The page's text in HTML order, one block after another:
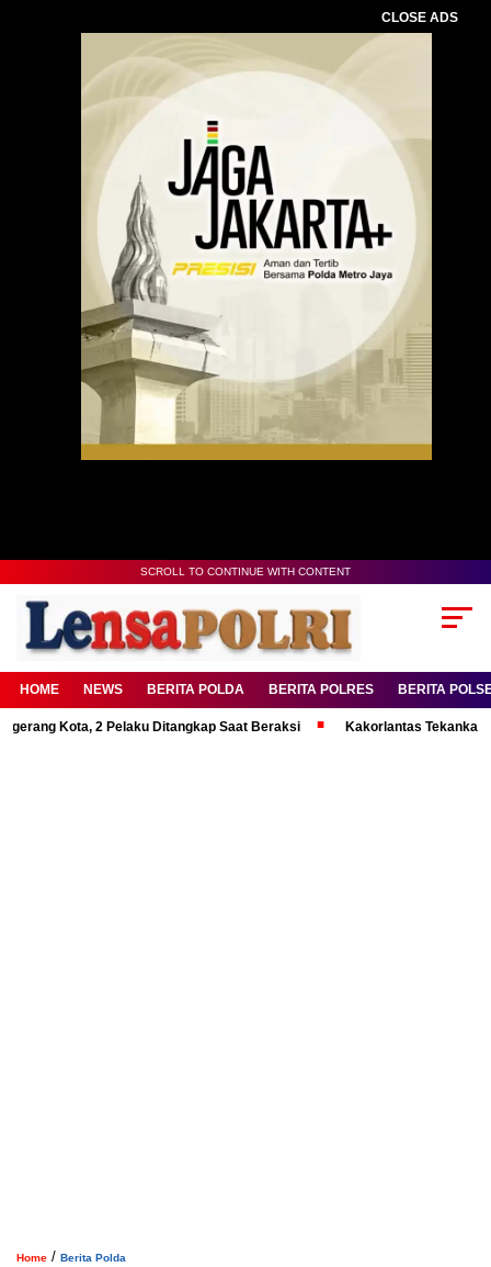
CLOSE ADS
SCROLL TO CONTINUE WITH CONTENT
HOME NEWS BERITA POLDA BERITA POLRES BERITA
2 Pelaku Ditangkap Saat Beraksi Kakorlantas Tekankan Mental
Home / Berita Polda